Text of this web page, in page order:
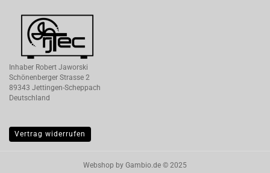
Inhaber Robert Jaworski
Schönenberger Strasse 2
89343 Jettingen-Scheppach
Deutschland
Vertrag widerrufen
Webshop by Gambio.de © 2025